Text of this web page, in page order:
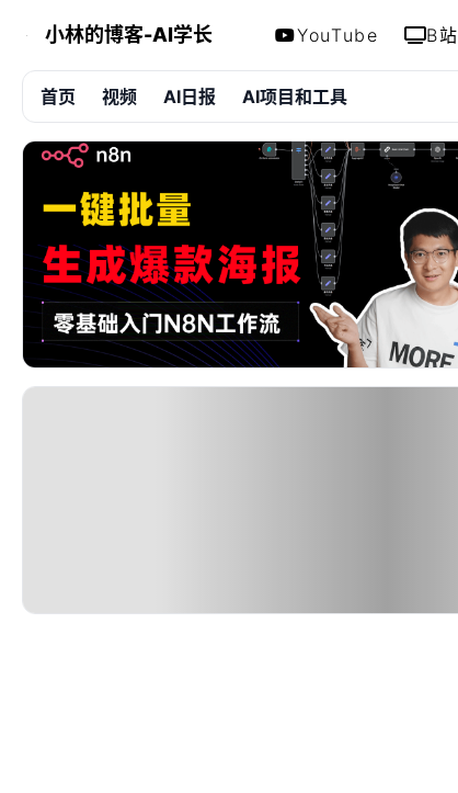
小林的博客-AI学长 YouTube B站
首页 视频 AI日报 AI项目和工具